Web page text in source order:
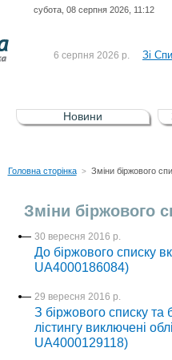
субота, 08 серпня 2026, 11:12
6 серпня 2026 р. Зі
5 серпня 2026 р.
Зі
UA4000232607)
4 серпня 2026 р.
До
Новини
Головна сторінка > Зміни біржового
Зміни біржового
30 вересня 2016 р.
До біржового списку
UA4000186084)
29 вересня 2016 р.
З біржового списку та
лістингу виключені
UA4000129118)